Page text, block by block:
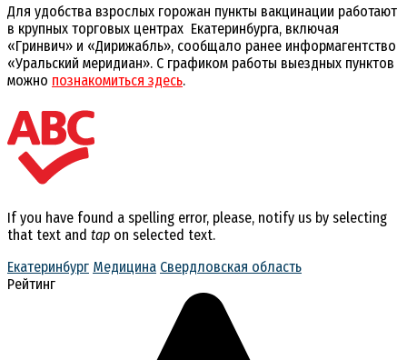
Для удобства взрослых горожан пункты вакцинации работают
в крупных торговых центрах Екатеринбурга, включая
«Гринвич» и «Дирижабль», сообщало ранее информагентство
«Уральский меридиан». С графиком работы выездных пунктов
можно познакомиться здесь.
If you have found a spelling error, please, notify us by selecting
that text and tap on selected text.
Екатеринбург Медицина Свердловская область
Рейтинг